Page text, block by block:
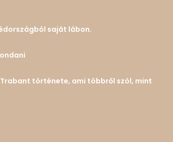
saját lábon.
története, ami többről szól, mint